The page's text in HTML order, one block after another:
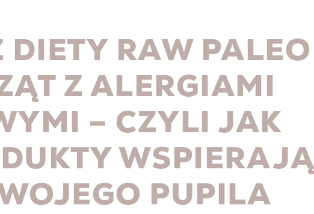
DIETY RAW PALEO
Z ALERGIAMI
– CZYLI JAK
WSPIERAJĄ
PUPILA